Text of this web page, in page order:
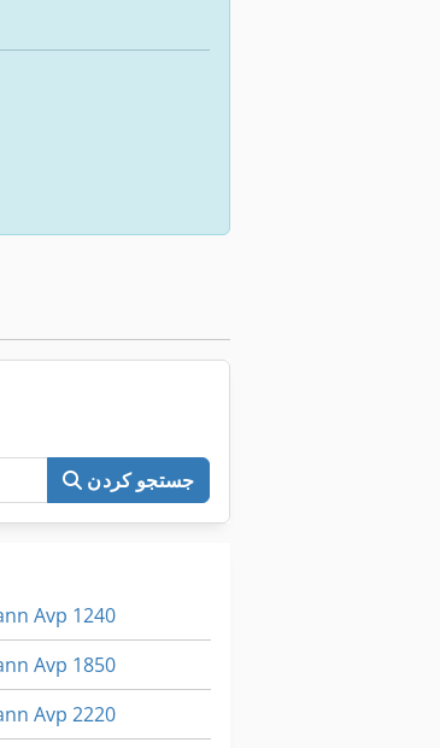
جستجو کردن
Avp 1240
Avp 1850
Avp 2220